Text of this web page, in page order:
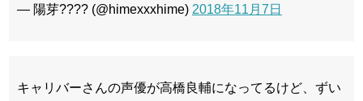
— 陽芽???? (@himexxxhime) 2018年11月7日
キャリバーさんの声優が高橋良輔になってるけど、ずい